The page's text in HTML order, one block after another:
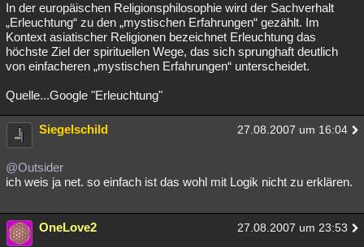
In der europäischen Religionsphilosophie wird der Sachverhalt
„Erleuchtung“ zu den „mystischen Erfahrungen“ gezählt. Im
Kontext asiatischer Religionen bezeichnet Erleuchtung das
höchste Ziel der spirituellen Wege, das sich sprunghaft deutlich
von einfacheren „mystischen Erfahrungen“ unterscheidet.
Quelle...Google "Erleuchtung"
Siegelschild 27.08.2007 um 16:04
@Outsider
ich weis ja net. so einfach ist das wohl mit Logik nicht zu erklären.
OneLove2 27.08.2007 um 23:53